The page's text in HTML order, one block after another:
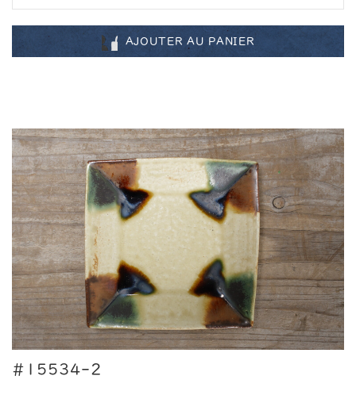
AJOUTER AU PANIER
#15534-2